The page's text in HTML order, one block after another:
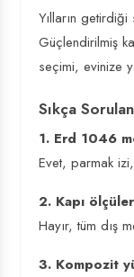
Yılların
Güçlendirilmiş
seçimi, evinize
Sıkça
1. Erd 1046
Evet, parmak
2. Kapı
Hayır, tüm dış
3. Kompozit